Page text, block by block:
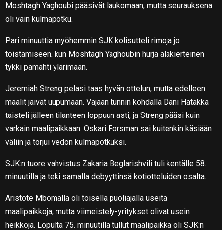
Moshtagh Yaghoubi pääsivät laukomaan, mutta seurauksena
oli vain kulmapotku.
Pari minuuttia myöhemmin SJK kolisutteli rimoja jo
toistamiseen, kun Moshtagh Yaghoubin hurja alakierteinen
tykki pamahti ylärimaan.
Jeremiah Streng pelasi taas hyvän ottelun, mutta edelleen
maalit jäivät uupumaan. Vajaan tunnin kohdalla Dani Hatakka
taisteli jälleen tilanteen loppuun asti, ja Streng pääsi kuin
varkain maalipaikkaan. Oskari Forsman sai kuitenkin käsiään
väliin ja torjui vedon kulmapotkuksi.
SJK:n tuore vahvistus Zakaria Beglarishvili tuli kentälle 58.
minuutilla ja teki samalla debyyttinsä kotiotteluiden osalta.
Aristote Mbomalla oli toisella puoliajalla useita
maalipaikkoja, mutta viimeistely-yritykset olivat usein
heikkoja. Lopulta 75. minuutilla tullut maalipaikka oli SJK:n